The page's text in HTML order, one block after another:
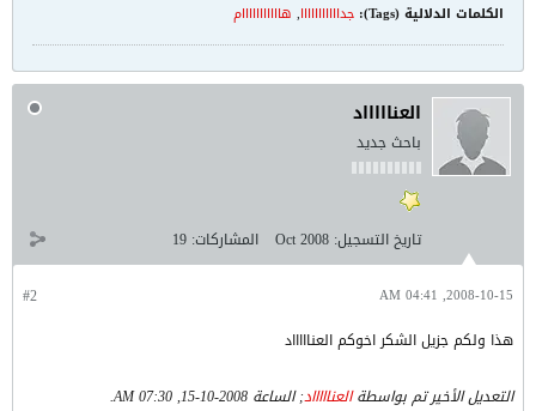
الكلمات الدلالية (Tags): جدااااااااااا, هااااااااااام
العناااااد
باحث جديد
تاريخ التسجيل: Oct 2008 المشاركات: 19
#2 2008-10-15, 04:41 AM
هذا ولكم جزيل الشكر اخوكم العناااااد
التعديل الأخير تم بواسطةالعناااااد; الساعة 2008-10-15, 07:30 AM
.